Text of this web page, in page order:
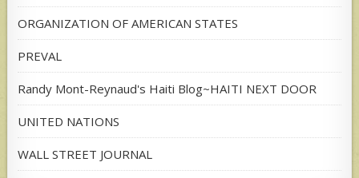
ORGANIZATION OF AMERICAN STATES
PREVAL
Randy Mont-Reynaud's Haiti Blog~HAITI NEXT DOOR
UNITED NATIONS
WALL STREET JOURNAL